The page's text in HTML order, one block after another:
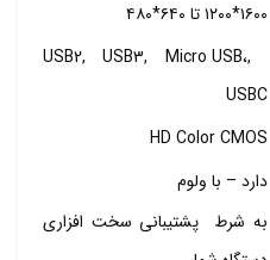
۱۶۰۰*۱۲۰۰ تا ۶۴۰*۴۸۰
,USB2, USB3, Micro USB،
USBC
HD Color CMOS
دارد – با ولوم
به شرط پشتیبانی سخت افزاری